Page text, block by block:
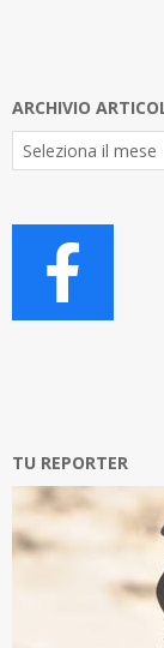
ARCHIVIO
Archivio
Articoli
TU REPORTER